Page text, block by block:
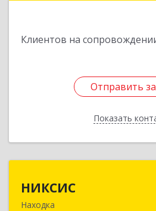
Клиентов на
Отправить
Показать
Отправить
Назад
НИКСИС
Находка